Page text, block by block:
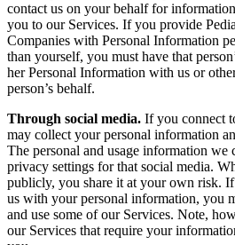
contact us on your behalf for
you to our Services. If you provide
Companies with Personal Information
than yourself, you must have that
her Personal Information with us or
person’s behalf.
Through social media. If you connect
may collect your personal information
The personal and usage information
privacy settings for that social media.
publicly, you share it at your own risk.
us with your personal information, you
and use some of our Services. Note,
our Services that require your